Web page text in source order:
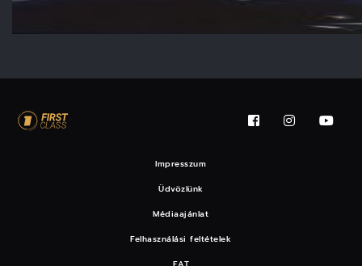
Impresszum
Üdvözlünk
Médiaajánlat
Felhasználási feltételek